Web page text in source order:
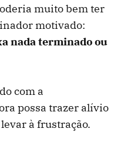
muito bem ter
motivado:
nada terminado ou
com a
possa trazer alívio
à frustração.